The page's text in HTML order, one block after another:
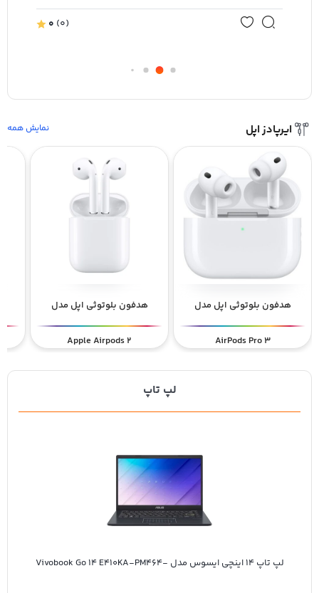
0 (0)
ایرپادز اپل نمایش همه
هدفون بلوتوثی اپل مدل
AirPods Pro 3
هدفون بلوتوثی اپل مدل
Apple Airpods 2
لپ تاپ
لپ تاپ 14 اینچی ایسوس مدل Vivobook Go 14 E410KA-PM464-